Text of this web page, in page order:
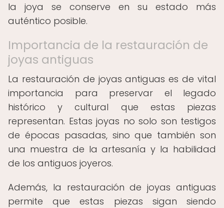
la joya se conserve en su estado más
auténtico posible.
Importancia de la restauración de
joyas antiguas
La restauración de joyas antiguas es de vital
importancia para preservar el legado
histórico y cultural que estas piezas
representan. Estas joyas no solo son testigos
de épocas pasadas, sino que también son
una muestra de la artesanía y la habilidad
de los antiguos joyeros.
Además, la restauración de joyas antiguas
permite que estas piezas sigan siendo